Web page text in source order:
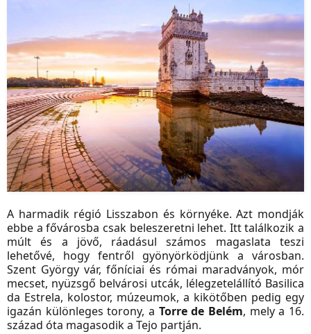
A harmadik régió Lisszabon és környéke. Azt mondják
ebbe a fővárosba csak beleszeretni lehet. Itt találkozik a
múlt és a jövő, ráadásul számos magaslata teszi
lehetővé, hogy fentről gyönyörködjünk a városban.
Szent György vár, főníciai és római maradványok, mór
mecset, nyüzsgő belvárosi utcák, lélegzetelállító Basilica
da Estrela, kolostor, múzeumok, a kikötőben pedig egy
igazán különleges torony, a Torre de Belém, mely a 16.
század óta magasodik a Tejo partján.